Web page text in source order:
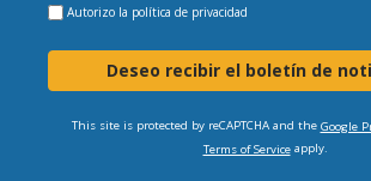
Autorizo la política de privacidad
Deseo recibir el boletín de
This site is protected by reCAPTCHA and the Google
Terms of Serviceapply.